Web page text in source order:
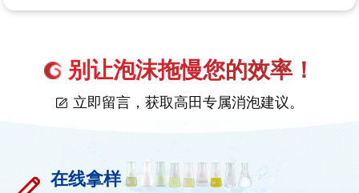
别让泡沫拖慢您的效率！
立即留言，获取高田专属消泡建议。
在线拿样